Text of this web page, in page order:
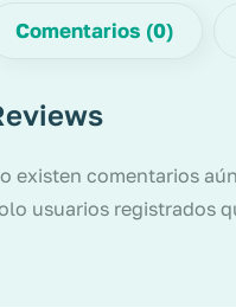
Comentarios (0)
existen comentarios
usuarios registrados